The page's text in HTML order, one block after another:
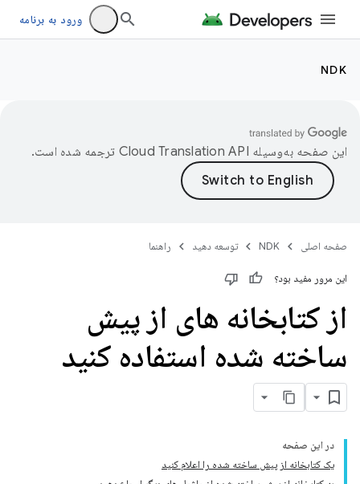
ورود به برنامه
NDK
این صفحه به‌وسیله ترجمه شده است.
صفحه اصلی NDK توسعه دهید راهنما
این مرور مفید بود؟
از کتابخانه های از پیش
ساخته شده استفاده کنید
در این صفحه
یک کتابخانه از پیش ساخته شده را اعلام کنید